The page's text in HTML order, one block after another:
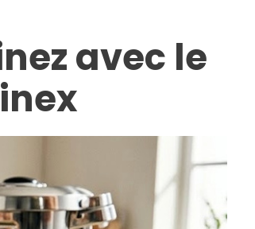
avec le